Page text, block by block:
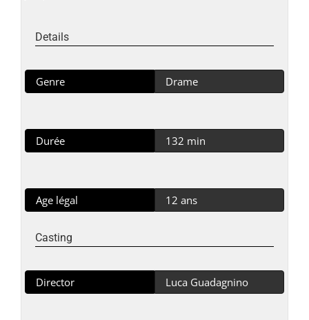
Details
Genre Drame
Durée 132 min
Age légal 12 ans
Casting
Director Luca Guadagnino